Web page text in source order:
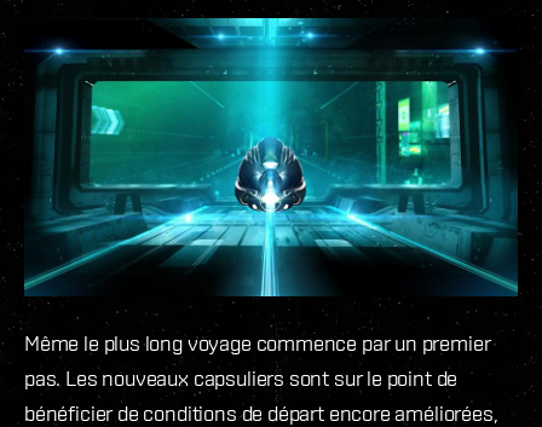
Même le plus long voyage commence par un premier
pas. Les nouveaux capsuliers sont sur le point de
bénéficier de conditions de départ encore améliorées,